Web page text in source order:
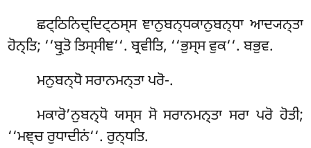
ਛਟ੍ਠਿਨਿਦ੍ਦਿਟ੍ਠਸ੍ਸ ਞਾਨੁਬਨ੍ਧਕਾਨੁਬਨ੍ਧਾ ਆਦ੍ਯਨ੍ਤਾ
ਹੋਨ੍ਤਿ; ‘‘ਬ੍ਰੁਤੋ ਤਿਸ੍ਸੀਞ‘‘. ਬ੍ਰਵੀਤਿ, ‘‘ਭੁਸ੍ਸ ਵੁਕ‘‘. ਬਭੁਵ.
ਮਨੁਬਨ੍ਧੋ ਸਰਾਨਮਨ੍ਤਾ ਪਰੋ-.
ਮਕਾਰੋ’ਨੁਬਨ੍ਧੋ ਯਸ੍ਸ ਸੋ ਸਰਾਨਮਨ੍ਤਾ ਸਰਾ ਪਰੋ ਹੋਤੀ;
‘‘ਮਞ੍ਚ ਰੁਧਾਦੀਨਂ‘‘. ਰੁਨ੍ਧਤਿ.